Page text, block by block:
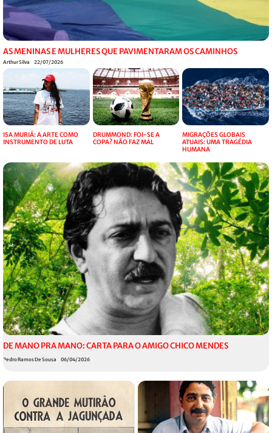
AS MENINAS E MULHERES QUE PAVIMENTARAM OS CAMINHOS
Arthur Silva 22/07/2026
ISA MURIÁ: A ARTE COMO
INSTRUMENTO DE LUTA
DRUMMOND: FOI-SE A
COPA? NÃO FAZ MAL
MIGRAÇÕES GLOBAIS
ATUAIS: UMA TRAGÉDIA
HUMANA
DE MANO PRA MANO: CARTA PARA O AMIGO CHICO MENDES
Pedro Ramos De Sousa 06/04/2026